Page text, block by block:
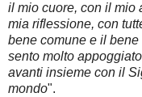
il mio cuore, con il mio
mia riflessione, con
bene comune e il
sento molto
avanti insieme con il
mondo".